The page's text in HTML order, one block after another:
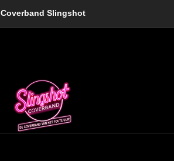
Coverband Slingshot